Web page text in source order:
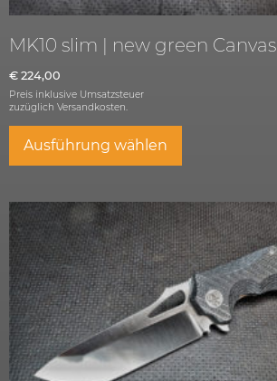
MK10 slim | new green Canvas
€ 224,00
Preis inklusive Umsatzsteuer
zuzüglich Versandkosten.
Ausführung wählen